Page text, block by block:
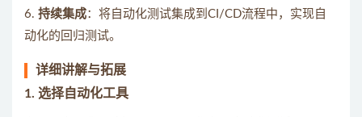
6. 持续集成：将自动化测试集成到CI/CD流程中，实现自
动化的回归测试。
详细讲解与拓展
1. 选择自动化工具